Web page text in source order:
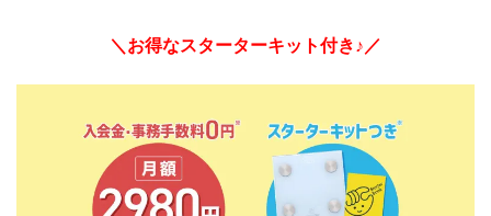
＼お得なスターターキット付き♪／